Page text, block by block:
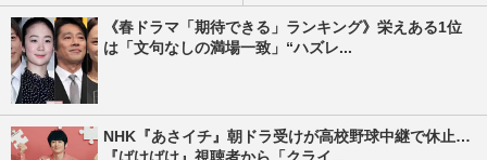
《春ドラマ「期待できる」ランキング》栄えある1位
は「文句なしの満場一致」“ハズレ...
NHK『あさイチ』朝ドラ受けが高校野球中継で休止…
『ばけばけ』視聴者から「クライ...